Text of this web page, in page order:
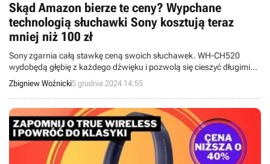
Skąd Amazon bierze te ceny? Wypchane
technologią słuchawki Sony kosztują teraz
mniej niż 100 zł
Sony zgarnia całą stawkę ceną swoich słuchawek. WH-CH520
wydobędą głębię z każdego dźwięku i pozwolą się cieszyć długimi
godzinami ulubionej muzyki. I to wszystko za mniej niż 100 zł.
Zbigniew Woźnicki5 grudnia 2024 14:55